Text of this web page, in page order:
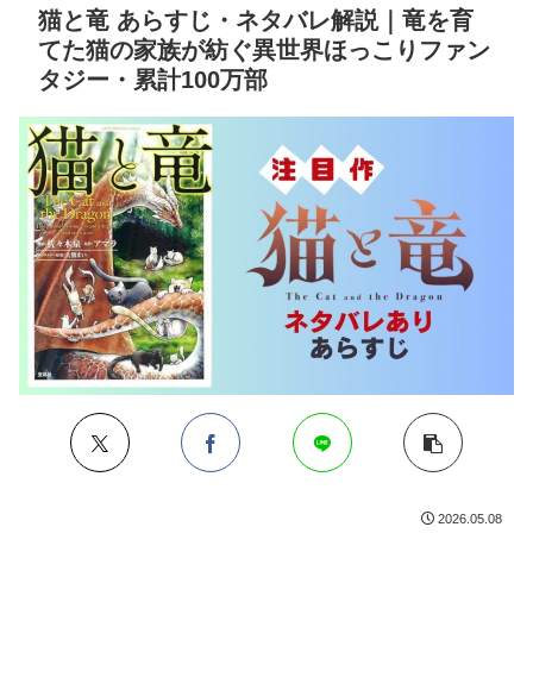
猫と竜 あらすじ・ネタバレ解説｜竜を育
てた猫の家族が紡ぐ異世界ほっこりファン
タジー・累計100万部
2026.05.08